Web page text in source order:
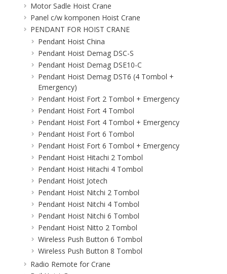
Motor Sadle Hoist Crane
Panel c/w komponen Hoist Crane
PENDANT FOR HOIST CRANE
Pendant Hoist China
Pendant Hoist Demag DSC-S
Pendant Hoist Demag DSE10-C
Pendant Hoist Demag DST6 (4 Tombol +
Emergency)
Pendant Hoist Fort 2 Tombol + Emergency
Pendant Hoist Fort 4 Tombol
Pendant Hoist Fort 4 Tombol + Emergency
Pendant Hoist Fort 6 Tombol
Pendant Hoist Fort 6 Tombol + Emergency
Pendant Hoist Hitachi 2 Tombol
Pendant Hoist Hitachi 4 Tombol
Pendant Hoist Jotech
Pendant Hoist Nitchi 2 Tombol
Pendant Hoist Nitchi 4 Tombol
Pendant Hoist Nitchi 6 Tombol
Pendant Hoist Nitto 2 Tombol
Wireless Push Button 6 Tombol
Wireless Push Button 8 Tombol
Radio Remote for Crane